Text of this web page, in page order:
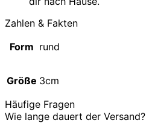
Zahlen & Fakten
Form rund
Größe 3cm
Häufige Fragen
Wie lange dauert der Versand?